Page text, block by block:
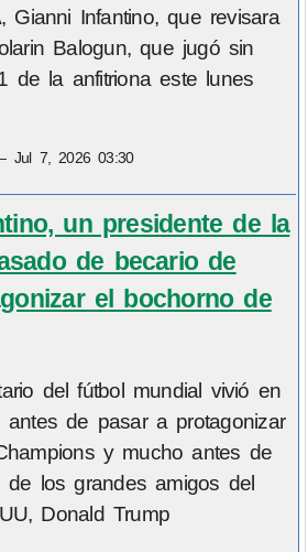
Gianni Infantino, que revisara
Balogun, que jugó sin
de la anfitriona este lunes
Jul 7, 2026 03:30
un presidente de la
de becario de
el bochorno de
del fútbol mundial vivió en
antes de pasar a protagonizar
y mucho antes de
los grandes amigos del
Donald Trump